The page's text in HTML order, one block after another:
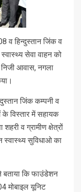
व हिन्दुस्तान जिंक व
सेवा वाहन को
निजी आवास, नगला
जिंक कम्पनी व
विस्तार में सहायक
व ग्रामीण क्षेत्रों
स्वास्थ्य सुविधाओ का
बताया कि फाउंडेशन
मोबाइल यूनिट